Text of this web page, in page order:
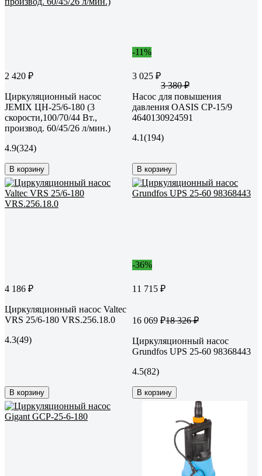
2 420 ₽
Циркуляционный насос
JEMIX ЦН-25/6-180 (3
скорости,100/70/44 Вт.,
производ. 60/45/26 л/мин.)
4.9(324)
В корзину
-11%
3 025 ₽
3 380 ₽
Насос для повышения
давления OASIS CP-15/9
4640130924591
4.1(194)
В корзину
4 186 ₽
Циркуляционный насос Valtec
VRS 25/6-180 VRS.256.18.0
4.3(49)
В корзину
-36%
11 715 ₽
16 069 ₽18 326 ₽
Циркуляционный насос
Grundfos UPS 25-60 98368443
4.5(82)
В корзину